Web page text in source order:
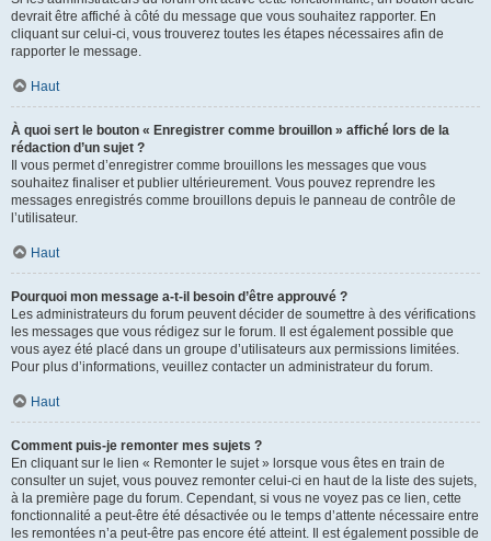
devrait être affiché à côté du message que vous souhaitez rapporter. En
cliquant sur celui-ci, vous trouverez toutes les étapes nécessaires afin de
rapporter le message.
Haut
À quoi sert le bouton « Enregistrer comme brouillon » affiché lors de la
rédaction d’un sujet ?
Il vous permet d’enregistrer comme brouillons les messages que vous
souhaitez finaliser et publier ultérieurement. Vous pouvez reprendre les
messages enregistrés comme brouillons depuis le panneau de contrôle de
l’utilisateur.
Haut
Pourquoi mon message a-t-il besoin d’être approuvé ?
Les administrateurs du forum peuvent décider de soumettre à des vérifications
les messages que vous rédigez sur le forum. Il est également possible que
vous ayez été placé dans un groupe d’utilisateurs aux permissions limitées.
Pour plus d’informations, veuillez contacter un administrateur du forum.
Haut
Comment puis-je remonter mes sujets ?
En cliquant sur le lien « Remonter le sujet » lorsque vous êtes en train de
consulter un sujet, vous pouvez remonter celui-ci en haut de la liste des sujets,
à la première page du forum. Cependant, si vous ne voyez pas ce lien, cette
fonctionnalité a peut-être été désactivée ou le temps d’attente nécessaire entre
les remontées n’a peut-être pas encore été atteint. Il est également possible de